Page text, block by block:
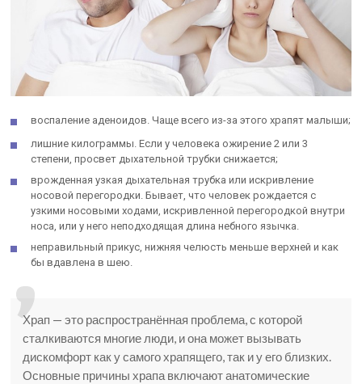
воспаление аденоидов. Чаще всего из-за этого храпят малыши;
лишние килограммы. Если у человека ожирение 2 или 3
степени, просвет дыхательной трубки снижается;
врожденная узкая дыхательная трубка или искривление
носовой перегородки. Бывает, что человек рождается с
узкими носовыми ходами, искривленной перегородкой внутри
носа, или у него неподходящая длина небного язычка.
неправильный прикус, нижняя челюсть меньше верхней и как
бы вдавлена в шею.
Храп — это распространённая проблема, с которой
сталкиваются многие люди, и она может вызывать
дискомфорт как у самого храпящего, так и у его близких.
Основные причины храпа включают анатомические